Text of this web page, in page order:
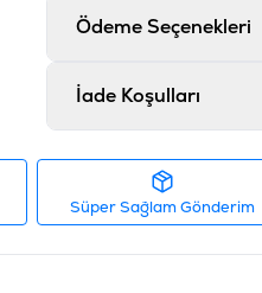
Ödeme Seçenekleri
İade Koşulları
Süper Sağlam Gönderim